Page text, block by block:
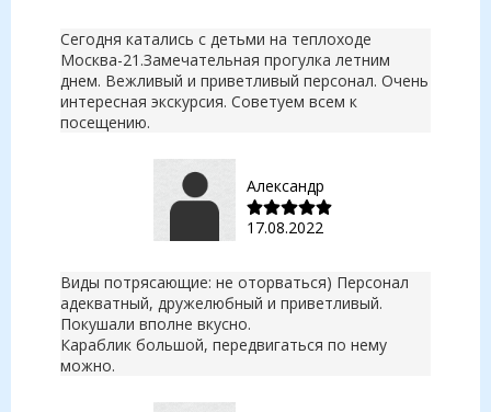
Сегодня катались с детьми на теплоходе
Москва-21.Замечательная прогулка летним
днем. Вежливый и приветливый персонал. Очень
интересная экскурсия. Советуем всем к
посещению.
Александр
17.08.2022
Виды потрясающие: не оторваться) Персонал
адекватный, дружелюбный и приветливый.
Покушали вполне вкусно.
Караблик большой, передвигаться по нему
можно.